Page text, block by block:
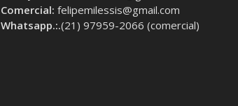
Comercial: felipemilessis@gmail.com
Whatsapp.:.(21) 97959-2066 (comercial)